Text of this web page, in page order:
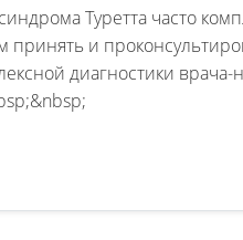
Туретта часто
и
диагностики врача-